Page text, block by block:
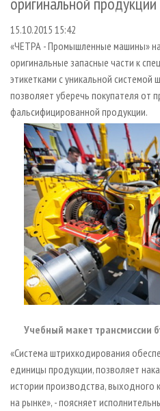
СУШКА ДРЕВЕСИНЫ
ПРОИЗВОДСТВО
ДЕРЕВЯННОЕ
ПРОИЗВОДСТВО МЕБЕЛИ
БИОЭНЕРГЕТИКА
ЦБП
ИНСТРУМЕНТ И МАТЕРИАЛЫ
ПЕРСОНЫ
МОБИЛЬНЫЕ ВЫСТАВКИ
ОФИЦИАЛЬНЫЕ ДЕЛЕГАЦИИ
ПРИОРИТЕТНЫЕ
RUSSIAN FORESTRY REVIEW
ГАЗЕТА ЛЕСПРОМФОРУМ
БИБЛИОТЕКА СПЕЦИАЛИСТА
ПОДПИСКА
КОНТАКТЫ
РЕКЛАМОДАТЕЛЯМ
РЕКЛАМА
РЕКЛАМА НА САЙТЕ
15.10.2015 15:42
«ЧЕТРА - Промышленные машины»
оригинальные запасные части к
этикетками с уникальной
позволяет уберечь покупателя от
фальсифицированной продукции.
Учебный макет трансмиссии
«Система штрихкодирования
единицы продукции, позволяет
истории производства, выходного
на рынке», - поясняет